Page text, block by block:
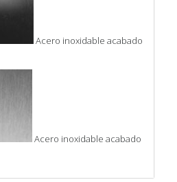
Acero inoxidable acabado
Acero inoxidable acabado